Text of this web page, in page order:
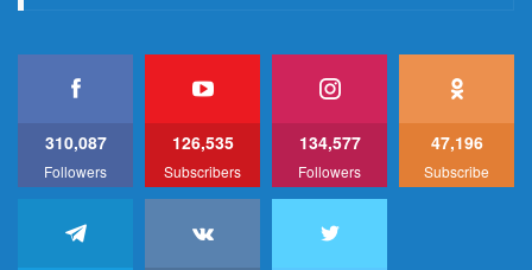
310,087
Followers
126,535
Subscribers
134,577
Followers
47,196
Subscribe